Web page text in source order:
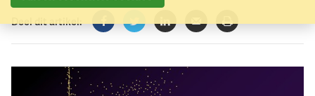
Deel dit artikel:
Facebook
TwitterLinkedInVerzenden
Printen